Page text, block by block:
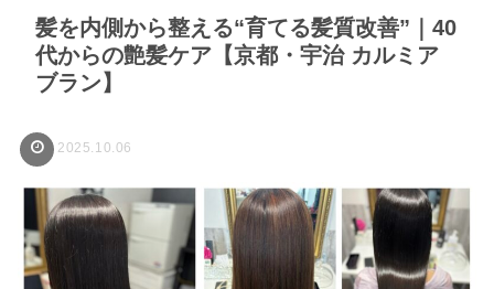
髪を内側から整える“育てる髪質改善”｜40
代からの艶髪ケア【京都・宇治 カルミア
ブラン】
2025.10.06